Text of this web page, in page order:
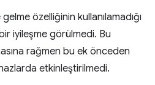
özelliğinin kullanılamadığı
iyileşme görülmedi. Bu
rağmen bu ek önceden
etkinleştirilmedi.